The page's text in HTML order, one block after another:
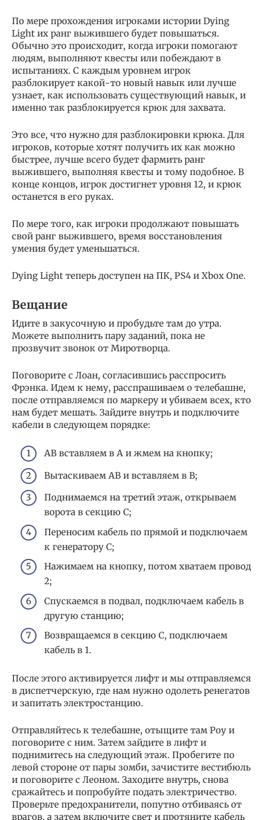
По мере прохождения игроками истории Dying
Light их ранг выжившего будет повышаться.
Обычно это происходит, когда игроки помогают
людям, выполняют квесты или побеждают в
испытаниях. С каждым уровнем игрок
разблокирует какой-то новый навык или лучше
узнает, как использовать существующий навык, и
именно так разблокируется крюк для захвата.
Это все, что нужно для разблокировки крюка. Для
игроков, которые хотят получить их как можно
быстрее, лучше всего будет фармить ранг
выжившего, выполняя квесты и тому подобное. В
конце концов, игрок достигнет уровня 12, и крюк
останется в его руках.
По мере того, как игроки продолжают повышать
свой ранг выжившего, время восстановления
умения будет уменьшаться.
Dying Light теперь доступен на ПК, PS4 и Xbox One.
Вещание
Идите в закусочную и пробудьте там до утра.
Можете выполнить пару заданий, пока не
прозвучит звонок от Миротворца.
Поговорите с Лоан, согласившись расспросить
Фрэнка. Идем к нему, расспрашиваем о телебашне,
после отправляемся по маркеру и убиваем всех, кто
нам будет мешать. Зайдите внутрь и подключите
кабели в следующем порядке:
АВ вставляем в А и жмем на кнопку;
Вытаскиваем АВ и вставляем в В;
Поднимаемся на третий этаж, открываем
ворота в секцию С;
Переносим кабель по прямой и подключаем
к генератору С;
Нажимаем на кнопку, потом хватаем провод
2;
Спускаемся в подвал, подключаем кабель в
другую станцию;
Возвращаемся в секцию С, подключаем
кабель в 1.
После этого активируется лифт и мы отправляемся
в диспетчерскую, где нам нужно одолеть ренегатов
и запитать электростанцию.
Отправляйтесь к телебашне, отыщите там Роу и
поговорите с ним. Затем зайдите в лифт и
поднимитесь на следующий этаж. Пробегите по
левой стороне от пары зомби, зачистите вестибюль
и поговорите с Леоном. Заходите внутрь, снова
сражайтесь и попробуйте подать электричество.
Проверьте предохранители, попутно отбиваясь от
врагов, а затем включите свет и протяните кабель